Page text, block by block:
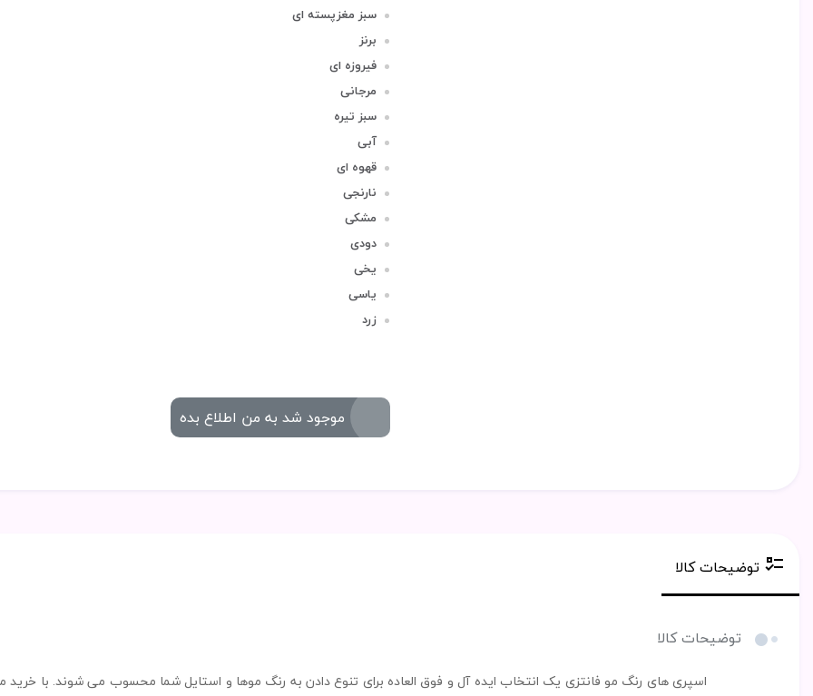
سبز مغزپسته ای
برنز
فیروزه ای
مرجانی
سبز تیره
آبی
قهوه ای
نارنجی
مشکی
دودی
یخی
یاسی
زرد
موجود شد به من اطلاع بده
توضیحات کالا
توضیحات کالا
اسپری های رنگ مو فانتزی یک انتخاب ایده آل و فوق العاده برای تنوع دادن به رنگ موها و استایل شما محسوب می شوند. با خرید